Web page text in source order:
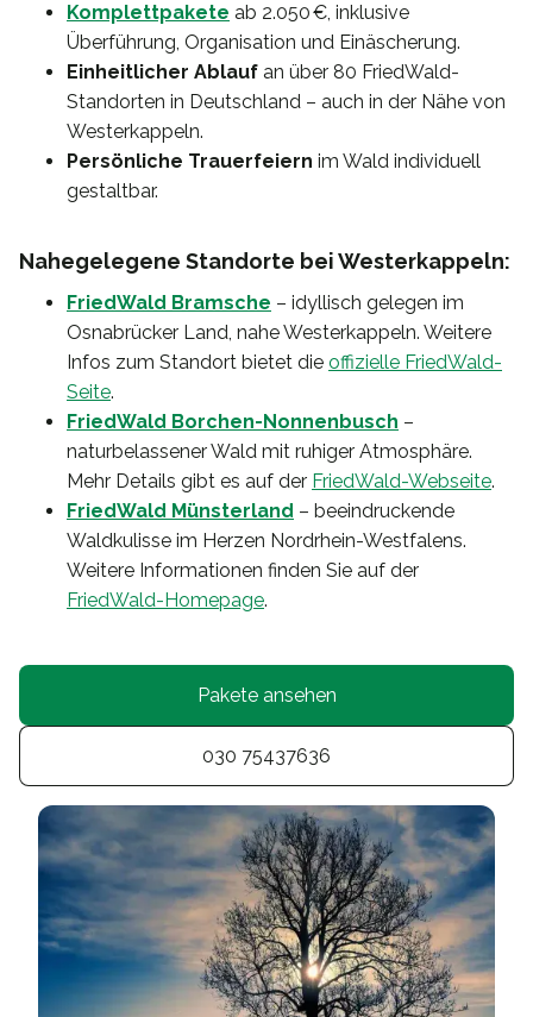
Komplettpakete ab 2.050 €, inklusive
Überführung, Organisation und Einäscherung.
Einheitlicher Ablauf an über 80 FriedWald-
Standorten in Deutschland – auch in der Nähe von
Westerkappeln.
Persönliche Trauerfeiern im Wald individuell
gestaltbar.
Nahegelegene Standorte bei Westerkappeln:
FriedWald Bramsche – idyllisch gelegen im
Osnabrücker Land, nahe Westerkappeln. Weitere
Infos zum Standort bietet die offizielle FriedWald-
Seite.
FriedWald Borchen-Nonnenbusch –
naturbelassener Wald mit ruhiger Atmosphäre.
Mehr Details gibt es auf der FriedWald-Webseite.
FriedWald Münsterland – beeindruckende
Waldkulisse im Herzen Nordrhein-Westfalens.
Weitere Informationen finden Sie auf der
FriedWald-Homepage.
Pakete ansehen
030 75437636